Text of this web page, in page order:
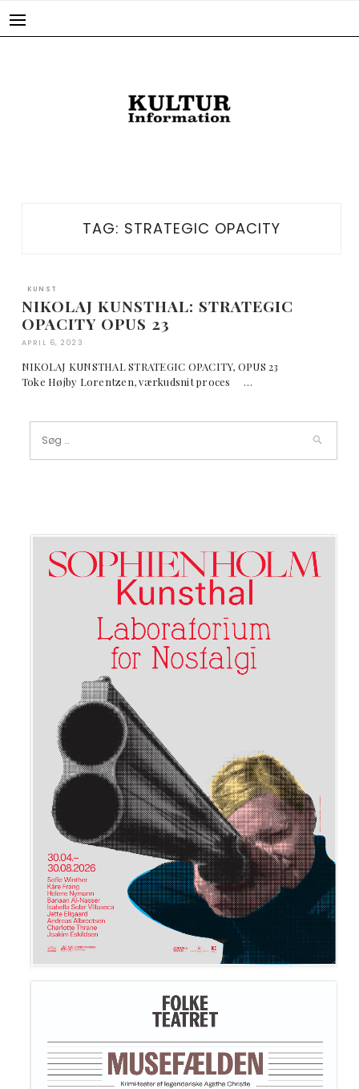
TAG: STRATEGIC OPACITY
KUNST
NIKOLAJ KUNSTHAL: STRATEGIC
OPACITY OPUS 23
APRIL 6, 2023
NIKOLAJ KUNSTHAL STRATEGIC OPACITY, OPUS 23
Toke Højby Lorentzen, værkudsnit proces …